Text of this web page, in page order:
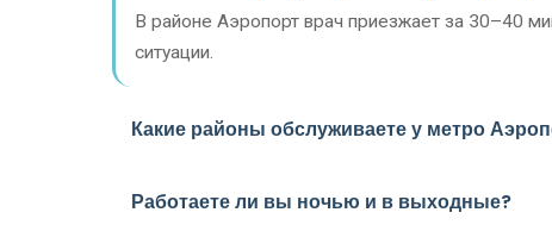
В районе Аэропорт врач приезжает за 30–40
ситуации.
Какие районы обслуживаете у метро
Работаете ли вы ночью и в выходные?